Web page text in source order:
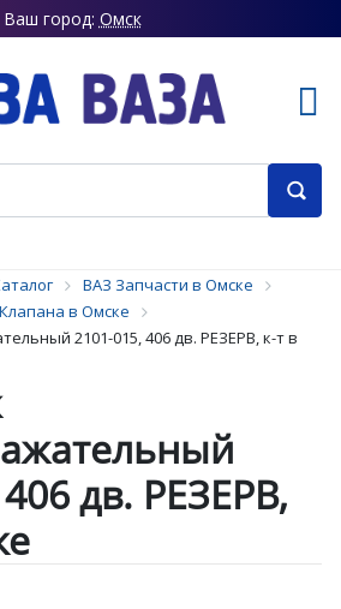
Ваш город: Омск
ВАЗ Запчасти в Омске
Клапана в Омске
2101-015, 406 дв. РЕЗЕРВ, к-т в
дв. РЕЗЕРВ,